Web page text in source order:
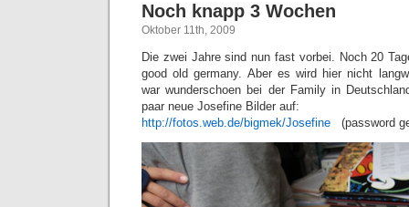
Noch knapp 3 Wochen
Oktober 11th, 2009
Die zwei Jahre sind nun fast vorbei. Noch 20
good old germany. Aber es wird hier nicht
war wunderschoen bei der Family in
paar neue Josefine Bilder auf:
http://fotos.web.de/bigmek/Josefine (password